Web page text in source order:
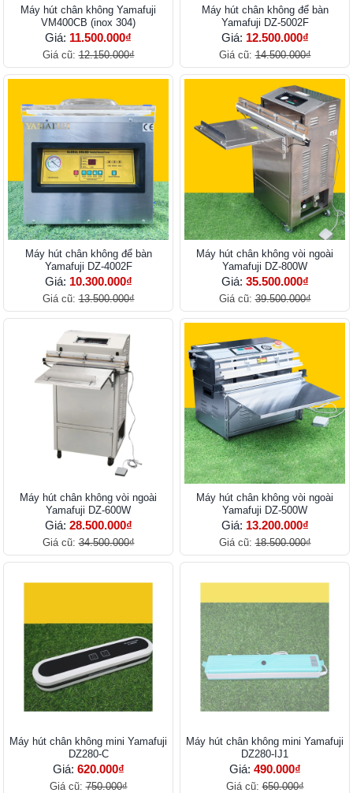
Máy hút chân không Yamafuji
VM400CB (inox 304)
Giá: 11.500.000₫
Giá cũ:12.150.000₫
Máy hút chân không để bàn
Yamafuji DZ-5002F
Giá: 12.500.000₫
Giá cũ:14.500.000₫
Máy hút chân không để bàn
Yamafuji DZ-4002F
Giá: 10.300.000₫
Giá cũ:13.500.000₫
Máy hút chân không vòi ngoài
Yamafuji DZ-800W
Giá: 35.500.000₫
Giá cũ:39.500.000₫
Máy hút chân không vòi ngoài
Yamafuji DZ-600W
Giá: 28.500.000₫
Giá cũ:34.500.000₫
Máy hút chân không vòi ngoài
Yamafuji DZ-500W
Giá: 13.200.000₫
Giá cũ:18.500.000₫
Máy hút chân không mini Yamafuji
DZ280-C
Giá: 620.000₫
Giá cũ:750.000₫
Máy hút chân không mini Yamafuji
DZ280-IJ1
Giá: 490.000₫
Giá cũ:650.000₫